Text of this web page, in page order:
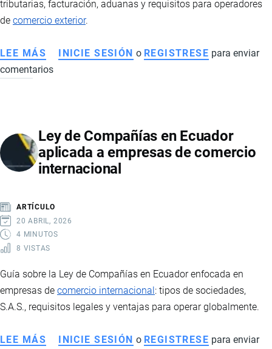
tributarias, facturación, aduanas y requisitos para operadores
de comercio exterior.
LEE MÁS SOBRE
RIMPE
OBLIGACIONES
FISCALES
PARA
EXPORTADORES
INICIE SESIÓN o REGISTRESE para enviar
comentarios
Ley de Compañías en Ecuador
aplicada a empresas de comercio
internacional
ARTÍCULO
20 ABRIL, 2026
4 MINUTOS
8 VISTAS
Guía sobre la Ley de Compañías en Ecuador enfocada en
empresas de comercio internacional: tipos de sociedades,
S.A.S., requisitos legales y ventajas para operar globalmente.
LEE MÁS SOBRE
INICIE SESIÓN o REGISTRESE para enviar